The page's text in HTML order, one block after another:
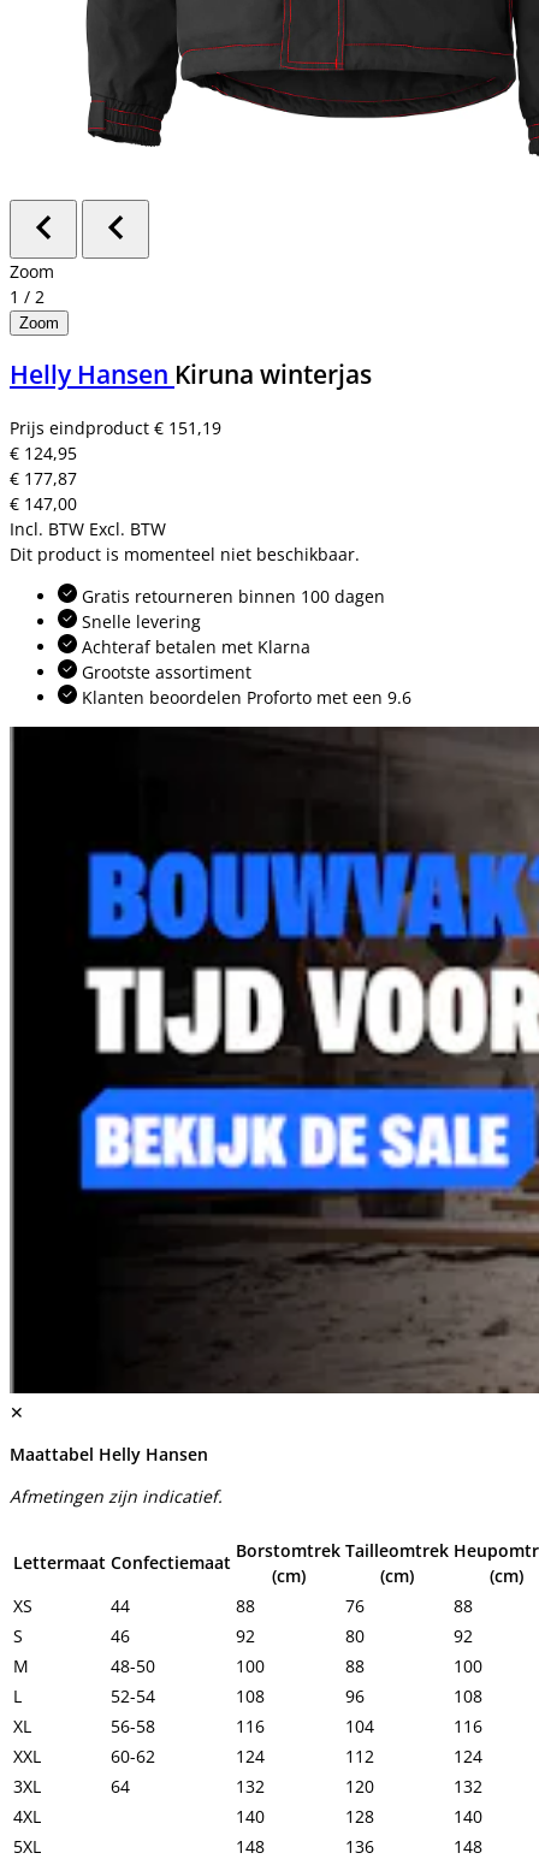
Zoom
1 / 2
Zoom
Helly Hansen Kiruna winterjas
Prijs eindproduct € 151,19
€ 124,95
€ 177,87
€ 147,00
Incl. BTW Excl. BTW
Dit product is momenteel niet beschikbaar.
Gratis retourneren binnen 100 dagen
Snelle levering
Achteraf betalen met Klarna
Grootste assortiment
Klanten beoordelen Proforto met een 9.6
✕
Maattabel Helly Hansen
Afmetingen zijn indicatief.
Lettermaat Confectiemaat
Borstomtrek
(cm)
Tailleomtrek
(cm)
(cm)
XS
44 88 76
88
S
46 92 80
92
M
48-50 100 88
100
L
52-54 108 96
108
XL
56-58 116 104
116
XXL
60-62 124 112
124
3XL
64 132 120
132
4XL
140 128
140
5XL
148 136 148